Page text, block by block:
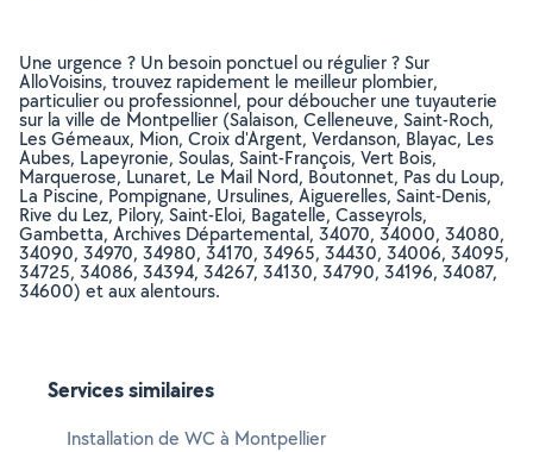
Une urgence ? Un besoin ponctuel ou régulier ? Sur
AlloVoisins, trouvez rapidement le meilleur plombier,
particulier ou professionnel, pour déboucher une tuyauterie
sur la ville de Montpellier (Salaison, Celleneuve, Saint-Roch,
Les Gémeaux, Mion, Croix d'Argent, Verdanson, Blayac, Les
Aubes, Lapeyronie, Soulas, Saint-François, Vert Bois,
Marquerose, Lunaret, Le Mail Nord, Boutonnet, Pas du Loup,
La Piscine, Pompignane, Ursulines, Aiguerelles, Saint-Denis,
Rive du Lez, Pilory, Saint-Eloi, Bagatelle, Casseyrols,
Gambetta, Archives Départemental, 34070, 34000, 34080,
34090, 34970, 34980, 34170, 34965, 34430, 34006, 34095,
34725, 34086, 34394, 34267, 34130, 34790, 34196, 34087,
34600) et aux alentours.
Services similaires
Installation de WC à Montpellier